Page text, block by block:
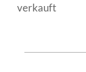
verkauft